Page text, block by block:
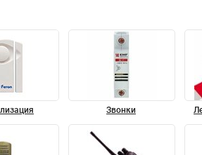
Звонки